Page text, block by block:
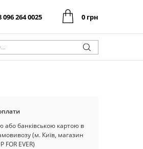
096 264 0025 0 грн
або банківською картою в
(м. Київ, магазин
FOR EVER)